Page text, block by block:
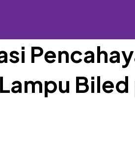
Car Speakers Car